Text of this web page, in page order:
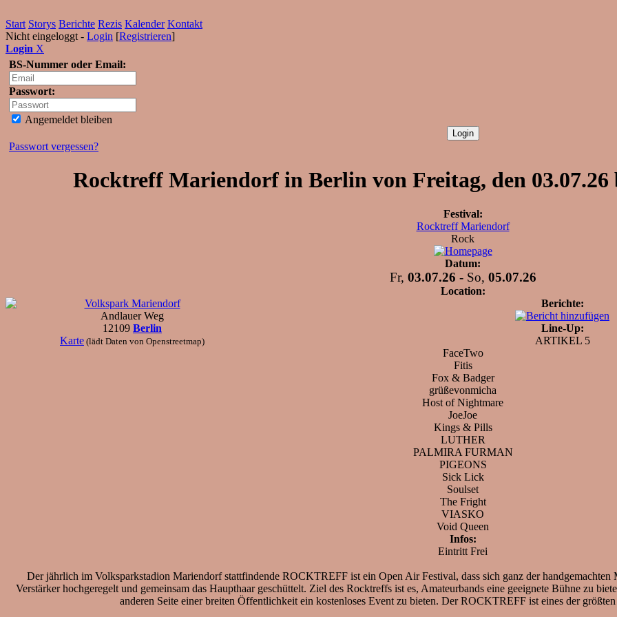
Start Storys Berichte Rezis Kalender Kontakt
Nicht eingeloggt - Login [Registrieren]
Login X
BS-Nummer oder Email:
Passwort:
Angemeldet bleiben
Passwort vergessen?
Rocktreff Mariendorf in Berlin von Freitag, den 03.07.26
Festival:
Rocktreff Mariendorf
Rock
Datum:
Fr, 03.07.26 - So, 05.07.26
Location:
Volkspark Mariendorf
Andlauer Weg
12109 Berlin
Karte (lädt Daten von Openstreetmap)
Berichte:
Line-Up:
ARTIKEL 5
FaceTwo
Fitis
Fox & Badger
grüßevonmicha
Host of Nightmare
JoeJoe
Kings & Pills
LUTHER
PALMIRA FURMAN
PIGEONS
Sick Lick
Soulset
The Fright
VIASKO
Void Queen
Infos:
Eintritt Frei
Der jährlich im Volksparkstadion Mariendorf stattfindende ROCKTREFF ist ein Open Air Festival, dass sich ganz der
Verstärker hochgeregelt und gemeinsam das Haupthaar geschüttelt. Ziel des Rocktreffs ist es, Amateurbands eine geeignete Bühne zu
anderen Seite einer breiten Öffentlichkeit ein kostenloses Event zu bieten. Der ROCKTREFF ist eines der